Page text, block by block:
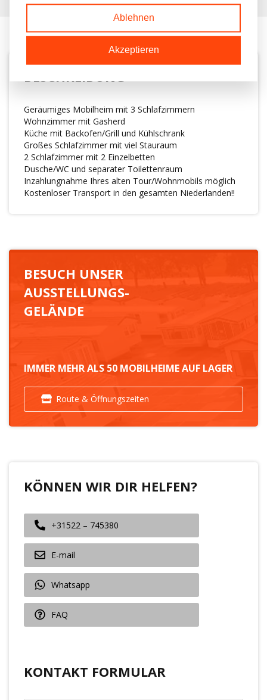
Geräumiges Mobilheim mit 3 Schlafzimmern
Wohnzimmer mit Gasherd
Küche mit Backofen/Grill und Kühlschrank
Großes Schlafzimmer mit viel Stauraum
2 Schlafzimmer mit 2 Einzelbetten
Dusche/WC und separater Toilettenraum
Inzahlungnahme Ihres alten Tour/Wohnmobils möglich
Kostenloser Transport in den gesamten Niederlanden!!
BESUCH UNSER
AUSSTELLUNGS-
GELÄNDE
IMMER MEHR ALS 50 MOBILHEIME AUF LAGER
Route & Öffnungszeiten
KÖNNEN WIR DIR HELFEN?
+31522 – 745380
E-mail
Whatsapp
FAQ
KONTAKT FORMULAR
Ablehnen
Akzeptieren